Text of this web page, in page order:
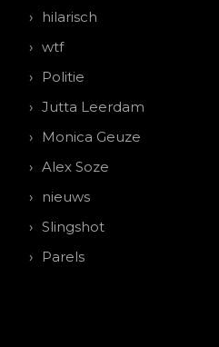
hilarisch
wtf
Politie
Jutta Leerdam
Monica Geuze
Alex Soze
nieuws
Slingshot
Parels